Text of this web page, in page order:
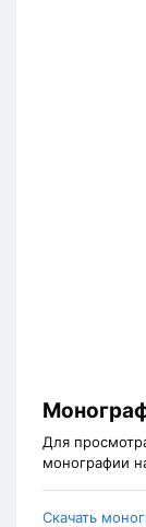
Для
монографии
Скачать